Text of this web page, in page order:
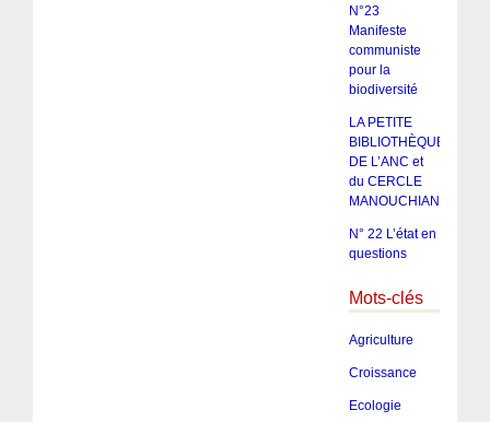
N°23
Manifeste
communiste
pour la
biodiversité
LA PETITE
BIBLIOTHÈQUE
DE L’ANC et
du CERCLE
MANOUCHIAN
N° 22 L’état en
questions
Mots-clés
Agriculture
Croissance
Ecologie